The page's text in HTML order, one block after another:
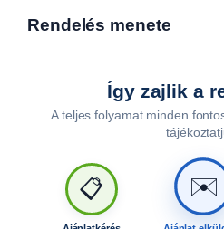
Rendelés menete
Így zajlik a
A teljes folyamat minden
📋 ✉️